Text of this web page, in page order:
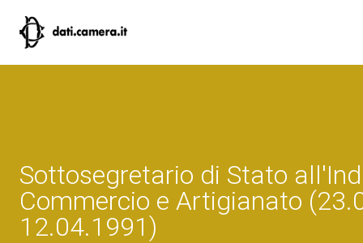
Sottosegretario di Stato
Commercio e Artigianato
12.04.1991)